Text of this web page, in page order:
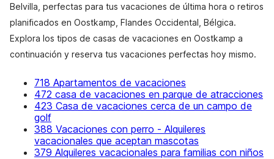
Belvilla, perfectas para tus vacaciones de última hora o retiros
planificados en Oostkamp, Flandes Occidental, Bélgica.
Explora los tipos de casas de vacaciones en Oostkamp a
continuación y reserva tus vacaciones perfectas hoy mismo.
718 Apartamentos de vacaciones
472 casa de vacaciones en parque de atracciones
423 Casa de vacaciones cerca de un campo de
golf
388 Vacaciones con perro - Alquileres
vacacionales que aceptan mascotas
379 Alquileres vacacionales para familias con niños